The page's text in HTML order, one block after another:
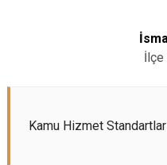
İlçe
Kamu Hizmet